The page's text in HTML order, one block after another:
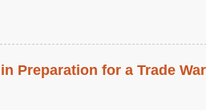
Preparation for a Trade War